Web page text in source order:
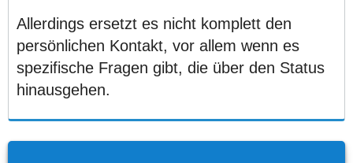
Allerdings ersetzt es nicht komplett den
persönlichen Kontakt, vor allem wenn es
spezifische Fragen gibt, die über den Status
hinausgehen.